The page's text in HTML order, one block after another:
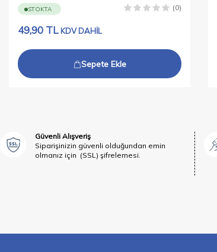
STOKTA (0)
49,90 TL KDV DAHİL
Sepete Ekle
Güvenli Alışveriş
Siparişinizin güvenli olduğundan emin
olmanız için (SSL) şifrelemesi.